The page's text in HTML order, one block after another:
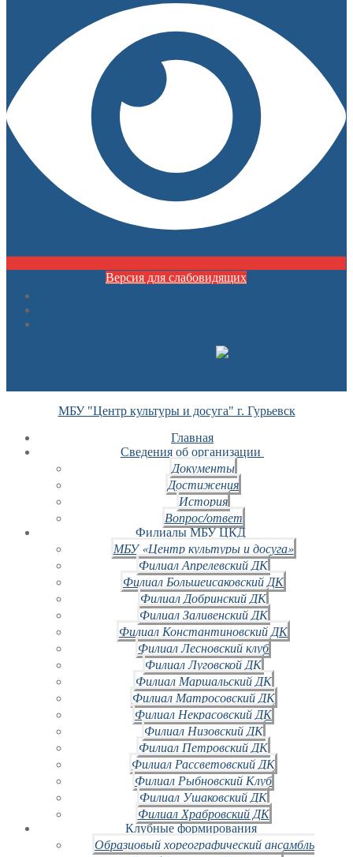
Версия для слабовидящих
МБУ "Центр культуры и досуга" г. Гурьевск
Главная
Сведения об организации
Документы
Достижения
История
Вопрос/ответ
Филиалы МБУ ЦКД
МБУ «Центр культуры и досуга»
Филиал Апрелевский ДК
Филиал Большеисаковский ДК
Филиал Добринский ДК
Филиал Заливенский ДК
Филиал Константиновский ДК
Филиал Лесновский клуб
Филиал Луговской ДК
Филиал Маршальский ДК
Филиал Матросовский ДК
Филиал Некрасовский ДК
Филиал Низовский ДК
Филиал Петровский ДК
Филиал Рассветовский ДК
Филиал Рыбновский Клуб
Филиал Ушаковский ДК
Филиал Храбровский ДК
Клубные формирования
Образцовый хореографический ансамбль